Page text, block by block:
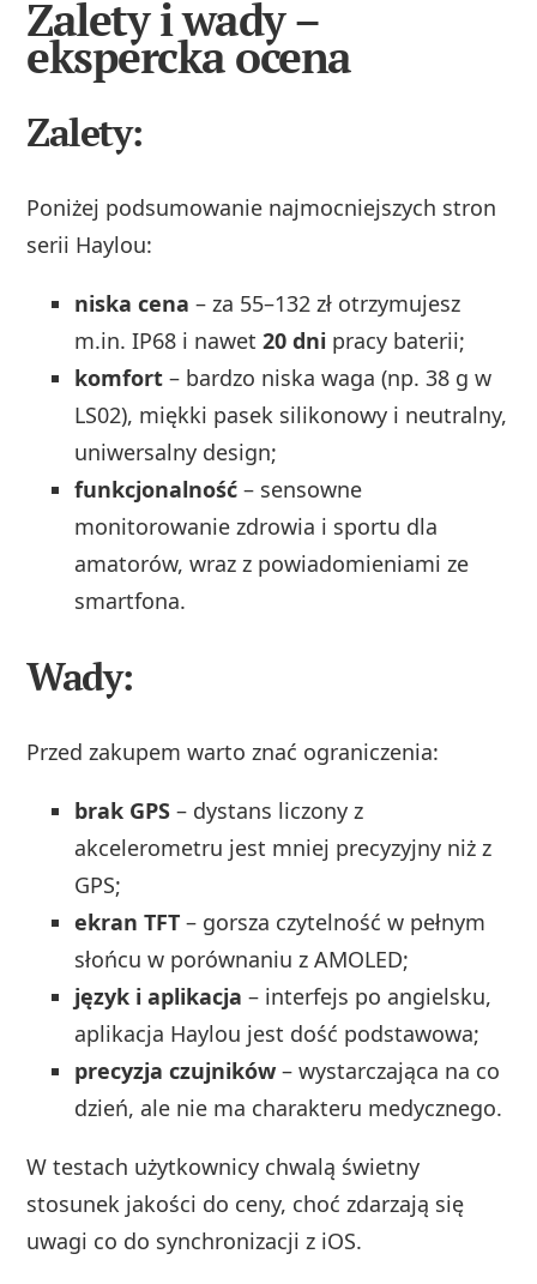
Zalety i wady –
ekspercka ocena
Zalety:
Poniżej podsumowanie najmocniejszych stron
serii Haylou:
niska cena – za 55–132 zł otrzymujesz
m.in. IP68 i nawet20 dni pracy baterii;
komfort – bardzo niska waga (np. 38 g w
LS02), miękki pasek silikonowy i neutralny,
uniwersalny design;
funkcjonalność – sensowne
monitorowanie zdrowia i sportu dla
amatorów, wraz z powiadomieniami ze
smartfona.
Wady:
Przed zakupem warto znać ograniczenia:
brak GPS – dystans liczony z
akcelerometru jest mniej precyzyjny niż z
GPS;
ekran TFT – gorsza czytelność w pełnym
słońcu w porównaniu z AMOLED;
język i aplikacja – interfejs po angielsku,
aplikacja Haylou jest dość podstawowa;
precyzja czujników – wystarczająca na co
dzień, ale nie ma charakteru medycznego.
W testach użytkownicy chwalą świetny
stosunek jakości do ceny, choć zdarzają się
uwagi co do synchronizacji z iOS.